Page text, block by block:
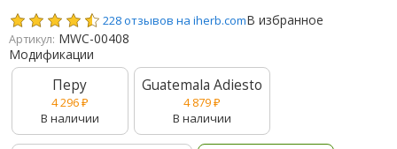
228 отзывов на iherb.comВ избранное
Артикул: MWC-00408
Модификации
Перу
4 296₽
В наличии
Guatemala Adiesto
4 879₽
В наличии